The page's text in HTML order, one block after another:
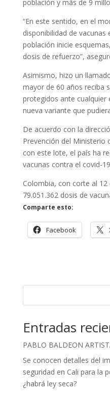
población y más de 9
“En este sentido, en el
disponibilidad de
población inicie
dosis de refuerzo”,
Asimismo, hizo un
mayor de 60 años reciba
protegidos ante cualquier
nueva variante que
De acuerdo con la
Prevención del Ministerio
con este lote, el país ha
vacunas contra el covid-
Colombia, con corte al
79.051.362 dosis de
Comparte esto:
Facebook
Entradas
PABLO BALDEON
Se conocen detalles del
seguridad en Cali para la
¿habrá ley seca?